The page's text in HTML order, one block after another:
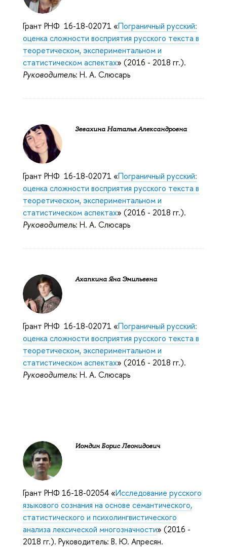
Грант РНФ 16-18-02071 «Пограничный русский:
оценка сложности восприятия русского текста в
теоретическом, экспериментальном и
статистическом аспектах» (2016 - 2018 гг.).
Руководитель: Н. А. Слюсарь
Зевахина Наталья Александровна
Грант РНФ 16-18-02071 «Пограничный русский:
оценка сложности восприятия русского текста в
теоретическом, экспериментальном и
статистическом аспектах» (2016 - 2018 гг.).
Руководитель: Н. А. Слюсарь
Ахапкина Яна Эмильевна
Грант РНФ 16-18-02071 «Пограничный русский:
оценка сложности восприятия русского текста в
теоретическом, экспериментальном и
статистическом аспектах» (2016 - 2018 гг.).
Руководитель: Н. А. Слюсарь
Иомдин Борис Леонидович
Грант РНФ 16-18-02054 «Исследование русского
языкового сознания на основе семантического,
статистического и психолингвистического
анализа лексической многозначности» (2016 -
2018 гг.). Руководитель: В. Ю. Апресян.